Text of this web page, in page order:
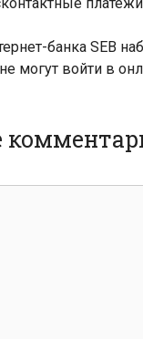
банка SEB
могут войти в